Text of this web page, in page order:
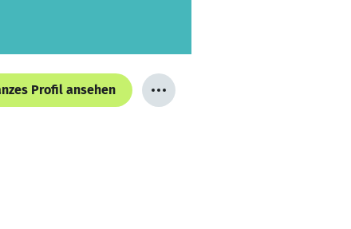
Profil ansehen